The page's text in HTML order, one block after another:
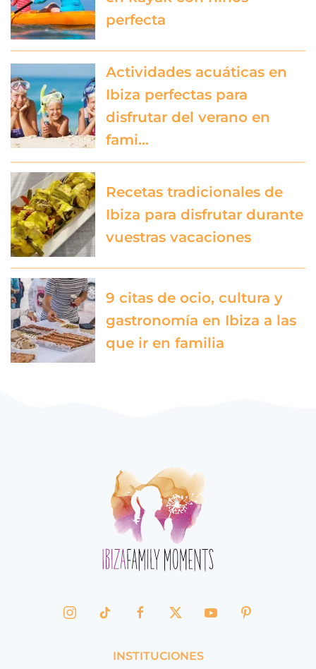
perfecta
Actividades acuáticas en
Ibiza perfectas para
disfrutar del verano en
fami…
Recetas tradicionales de
Ibiza para disfrutar durante
vuestras vacaciones
9 citas de ocio, cultura y
gastronomía en Ibiza a las
que ir en familia
INSTITUCIONES